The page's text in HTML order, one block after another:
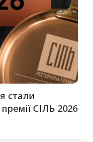
стали
СІЛЬ 2026